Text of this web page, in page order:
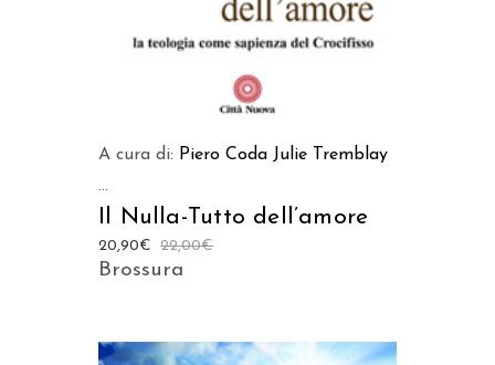
A cura di: Piero Coda Julie Tremblay
...
Il Nulla-Tutto dell’amore
22,00€
20,90€
Brossura